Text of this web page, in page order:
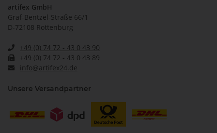
artifex GmbH
Graf-Bentzel-Straße 66/1
D-72108 Rottenburg
+49 (0) 74 72 - 43 0 43 90
+49 (0) 74 72 - 43 0 43 89
info@artifex24.de
Unsere Versandpartner